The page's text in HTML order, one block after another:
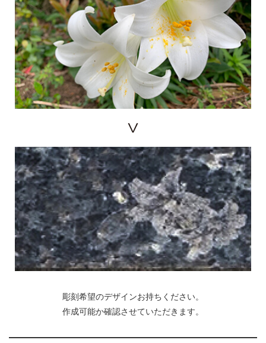
彫刻希望のデザインお持ちください。
作成可能か確認させていただきます。